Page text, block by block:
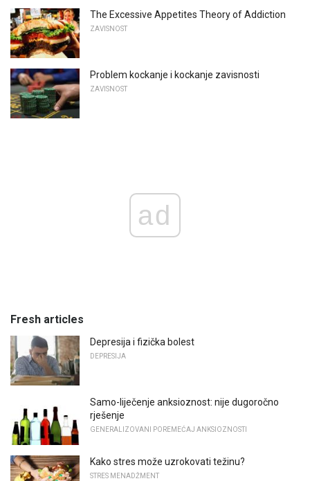
The Excessive Appetites Theory of Addiction
ZAVISNOST
Problem kockanje i kockanje zavisnosti
ZAVISNOST
ad
Fresh articles
Depresija i fizička bolest
DEPRESIJA
Samo-liječenje anksioznost: nije dugoročno
rješenje
GENERALIZOVANI POREMEĆAJ ANKSIOZNOSTI
Kako stres može uzrokovati težinu?
STRES MENADŽMENT